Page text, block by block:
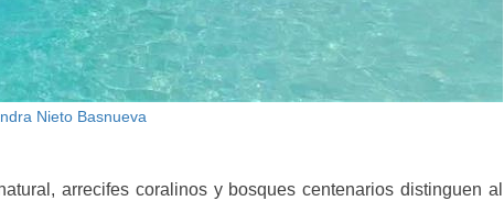
Nieto Basnueva
arrecifes coralinos y bosques centenarios distinguen al